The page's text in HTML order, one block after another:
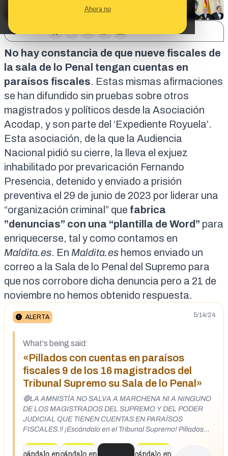
Ahora no
No hay constancia de que nueve fiscales de
la sala de lo Penal tengan cuentas en
paraísos fiscales. Estas mismas afirmaciones
se han difundido sin pruebas sobre otros
magistrados y políticos desde la Asociación
Acodap, y son parte del ‘Expediente Royuela’.
Esta asociación, de la que la Audiencia
Nacional pidió su cierre, la lleva el exjuez
inhabilitado por prevaricación Fernando
Presencia, detenido y enviado a prisión
preventiva el 29 de junio de 2023 por liderar una
“organización criminal” que fabrica
”denuncias” con una “plantilla de Word” para
enriquecerse, tal y como contamos en
Maldita.es. En Maldita.es hemos enviado un
correo a la Sala de lo Penal del Supremo para
que nos corrobore dicha denuncia pero a 21 de
noviembre no hemos obtenido respuesta.
ALERTA 5/14/24
What's being said:
«Pillados con cuentas en paraísos
fiscales 9 de los 16 magistrados del
Tribunal Supremo su Sala de lo Penal»
🔴LA AMNISTÍA NO SALVA A MARCHENA NI A NINGUNO
DE LOS MAGISTRADOS DEL SUPREMO Y DEL PODER
JUDICIAL QUE TIENEN CUENTAS EN PARAÍSOS
FISCALES.‼️ ¡Escándalo en el Tribunal Supremo! Pillados
de su Sala de lo Penal. Se trata de lo que empieza a